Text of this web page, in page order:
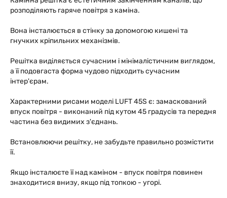
розподіляють гаряче повітря з каміна.
Вона інсталюється в стінку за допомогою кишені та
гнучких кріпильних механізмів.
Решітка виділяється сучасним і мінімалістичним виглядом,
а її подовгаста форма чудово підходить сучасним
інтер'єрам.
Характерними рисами моделі LUFT 45S є: замаскований
впуск повітря - виконаний під кутом 45 градусів та передня
частина без видимих з'єднань.
Встановлюючи решітку, не забудьте правильно розмістити
її.
Якщо інсталюєте її над каміном - впуск повітря повинен
знаходитися внизу, якщо під топкою - угорі.